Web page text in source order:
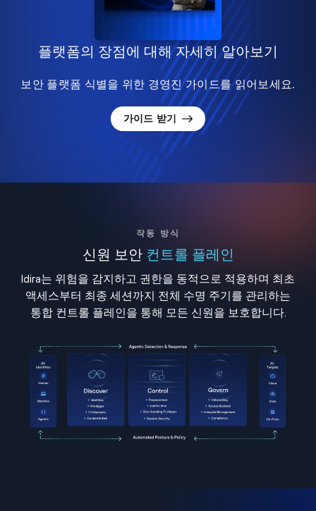
플랫폼의 장점에 대해 자세히 알아보기
보안 플랫폼 식별을 위한 경영진 가이드를 읽어보세요.
가이드 받기
작동 방식
신원 보안 컨트롤 플레인
Idira는 위험을 감지하고 권한을 동적으로 적용하며 최초
액세스부터 최종 세션까지 전체 수명 주기를 관리하는
통합 컨트롤 플레인을 통해 모든 신원을 보호합니다.